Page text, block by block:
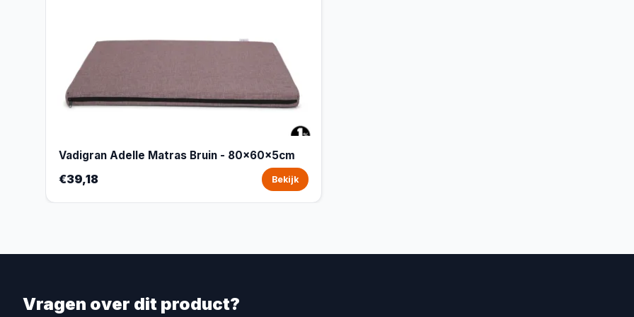
Vadigran Adelle Matras Bruin - 80x60x5cm
€39,18 Bekijk
Vragen over dit product?